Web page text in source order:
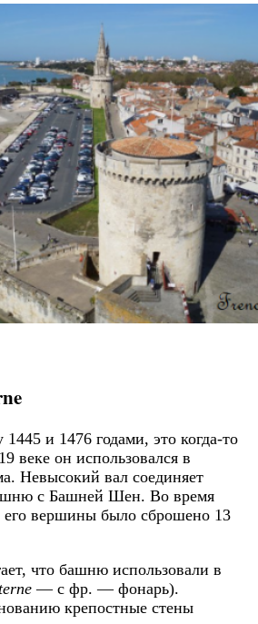
и 1476 годами, это когда-то
веке он использовался в
Невысокий вал соединяет
с Башней Шен. Во время
его вершины было сброшено 13
что башню использовали в
— с фр. — фонарь).
крепостные стены